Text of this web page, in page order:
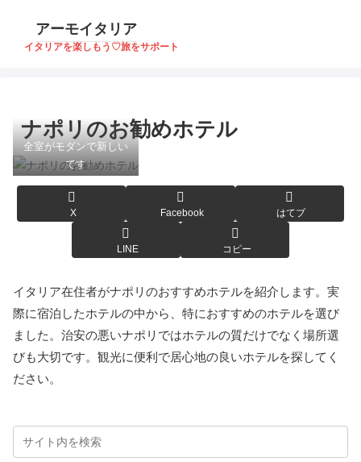
アーモイタリア
イタリアを楽しもう♡旅をサポート
ナポリのお勧めホテル
全室がモダンで新しい
です
X Facebook はてブ
LINE コピー
イタリア在住者がナポリのおすすめホテルを紹介します。実
際に宿泊したホテルの中から、特におすすめのホテルを選び
ました。治安の悪いナポリではホテルの質だけでなく場所選
びも大切です。観光に便利で居心地の良いホテルを探してく
ださい。